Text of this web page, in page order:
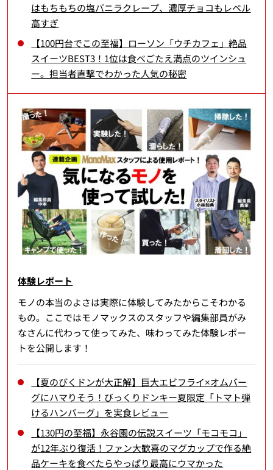
はもちもちの塩バニラクレープ、濃厚チョコもレベル
高すぎ
【100円台でこの至福】ローソン「ウチカフェ」絶品
スイーツBEST3！1位は食べごたえ満点のツインシュ
ー。担当者直撃でわかった人気の秘密
体験レポート
モノの本当のよさは実際に体験してみたからこそわかる
もの。ここではモノマックスのスタッフや編集部員がみ
なさんに代わって使ってみた、味わってみた体験レポー
トを公開します！
【夏のびくドンが大正解】巨大エビフライ×オムバー
グにハマりそう！びっくりドンキー夏限定「トマト弾
けるハンバーグ」を実食レビュー
【130円の至福】永谷園の伝説スイーツ「モコモコ」
が12年ぶり復活！ファン大歓喜のマグカップで作る絶
品ケーキを食べたらやっぱり最高にウマかった